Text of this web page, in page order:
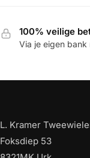
100% veilige
Via je eigen bank
L. Kramer
Foksdiep 53